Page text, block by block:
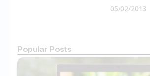
05/02/2013
Popular Posts